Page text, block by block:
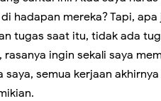
hadapan mereka? Tapi, apa
tugas saat itu, tidak ada
ingin sekali saya
semua kerjaan akhirnya